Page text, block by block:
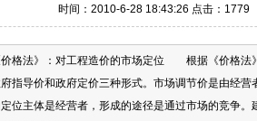
时间：2010-6-28 18:43:26 点击：1779
格法》：对工程造价的市场定位 根据《价格法
指导价和政府定价三种形式。市场调节价是由经
位主体是经营者，形成的途径是通过市场的竞争。